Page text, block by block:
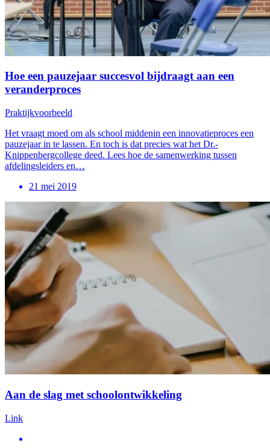
Hoe een pauzejaar succesvol bijdraagt aan een
veranderproces
Praktijkvoorbeeld
Het vraagt moed om als school middenin een innovatieproces een
pauzejaar in te lassen. En toch is dat precies wat het Dr.-
Knippenbergcollege deed. Lees hoe de samenwerking tussen
afdelingsleiders en…
21 mei 2019
Aan de slag met schoolontwikkeling
Link